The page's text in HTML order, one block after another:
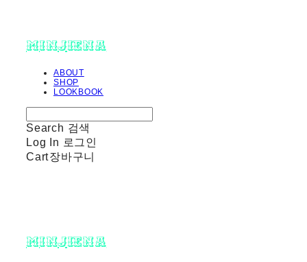
minjiena
ABOUT
SHOP
LOOKBOOK
Search 검색
Log In 로그인
Cart장바구니
minjiena